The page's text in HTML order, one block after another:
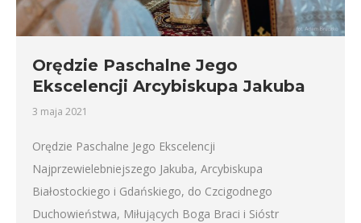
Orędzie Paschalne Jego
Ekscelencji Arcybiskupa Jakuba
3 maja 2021
Orędzie Paschalne Jego Ekscelencji
Najprzewielebniejszego Jakuba, Arcybiskupa
Białostockiego i Gdańskiego, do Czcigodnego
Duchowieństwa, Miłujących Boga Braci i Sióstr